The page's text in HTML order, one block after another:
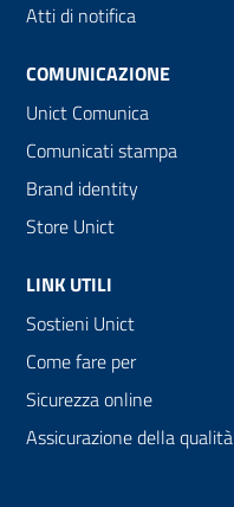
Atti di notifica
COMUNICAZIONE
Unict Comunica
Comunicati stampa
Brand identity
Store Unict
LINK UTILI
Sostieni Unict
Come fare per
Sicurezza online
Assicurazione della qualità